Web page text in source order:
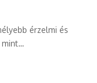
érzelmi és
mint…